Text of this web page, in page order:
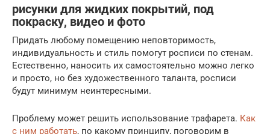
рисунки для жидких покрытий, под
покраску, видео и фото
Придать любому помещению неповторимость,
индивидуальность и стиль помогут росписи по стенам.
Естественно, наносить их самостоятельно можно легко
и просто, но без художественного таланта, росписи
будут минимум неинтересными.
Проблему может решить использование трафарета. Как
с ним работать, по какому принципу, поговорим в